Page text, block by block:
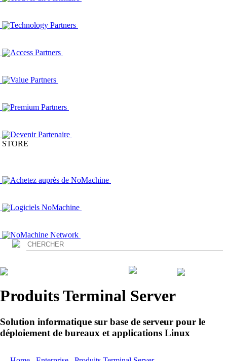
Technology Partners
Access Partners
Value Partners
Premium Partners
Devenir Partenaire
STORE
Achetez auprès de NoMachine
Logiciels NoMachine
NoMachine Network
Produits Terminal Server
Solution informatique sur base de serveur pour le
déploiement de bureaux et applications Linux